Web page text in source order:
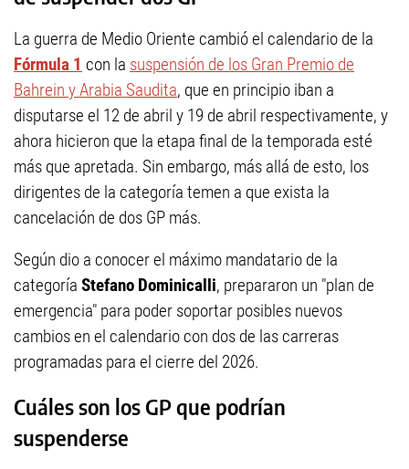
La guerra de Medio Oriente cambió el calendario de la
Fórmula 1 con la suspensión de los Gran Premio de
Bahrein y Arabia Saudita, que en principio iban a
disputarse el 12 de abril y 19 de abril respectivamente, y
ahora hicieron que la etapa final de la temporada esté
más que apretada. Sin embargo, más allá de esto, los
dirigentes de la categoría temen a que exista la
cancelación de dos GP más.
Según dio a conocer el máximo mandatario de la
categoría Stefano Dominicalli, prepararon un "plan de
emergencia" para poder soportar posibles nuevos
cambios en el calendario con dos de las carreras
programadas para el cierre del 2026.
Cuáles son los GP que podrían
suspenderse